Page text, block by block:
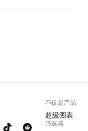
不仅是产品
超级图表
筛选器